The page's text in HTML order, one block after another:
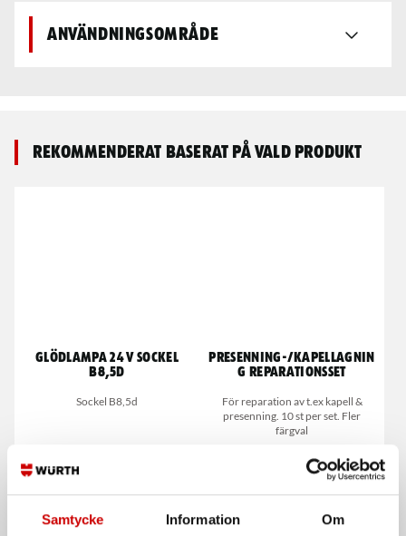
Samtycke Information Om
Användningsområde
Rekommenderat baserat på vald produkt
Glödlampa 24 V sockel
B8,5d
Sockel B8,5d
Presenning-/kapellagnin
g reparationsset
För reparation av t.ex kapell &
presenning. 10 st per set. Fler
färgval